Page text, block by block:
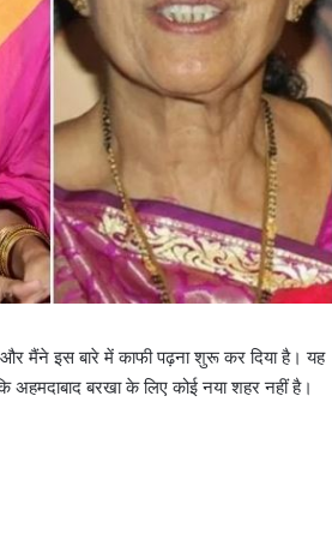
मैंने इस बारे में काफी पढ़ना शुरू कर दिया है। यह
अहमदाबाद बरखा के लिए कोई नया शहर नहीं है।